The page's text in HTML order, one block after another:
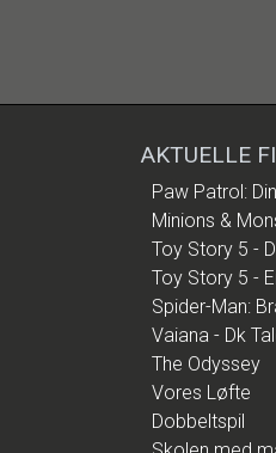
AKTUELLE
Paw Patrol:
Minions &
Toy Story 5 -
Toy Story 5 -
Spider-Man:
Vaiana - Dk
The Odyssey
Vores Løfte
Dobbeltspil